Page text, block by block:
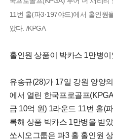
11번 홀(파3·197야드)에서 홀인원
았다. /KPGA
홀인원 상품이 박카스 1만병이
유송규(28)가 17일 강원 양양
에서 열린 한국프로골프
금 10억 원) 1라운드 11번 홀(
록해 상품 박카스 1만병을 받
쏘시오그룹은 파3 홀 홀인원